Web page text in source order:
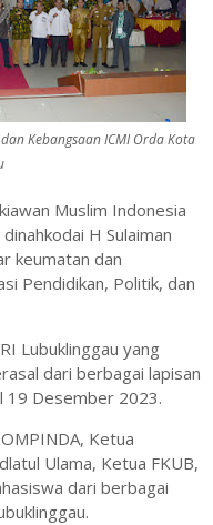
Kebangsaan ICMI Orda Kota
Muslim Indonesia
H Sulaiman
keumatan dan
Pendidikan, Politik, dan
Lubuklinggau yang
dari berbagai lapisan
19 Desember 2023.
Ketua
Ulama, Ketua FKUB,
dari berbagai